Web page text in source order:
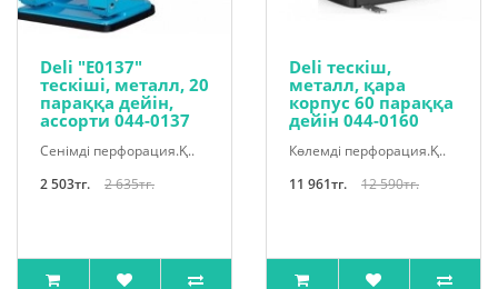
Deli "E0137"
тескіші, металл, 20
параққа дейін,
ассорти 044-0137
Сенімді перфорация.Қ..
2 503тг.
2 635тг.
Deli тескіш,
металл, қара
корпус 60 параққа
дейін 044-0160
Көлемді перфорация.Қ..
11 961тг.
12 590тг.